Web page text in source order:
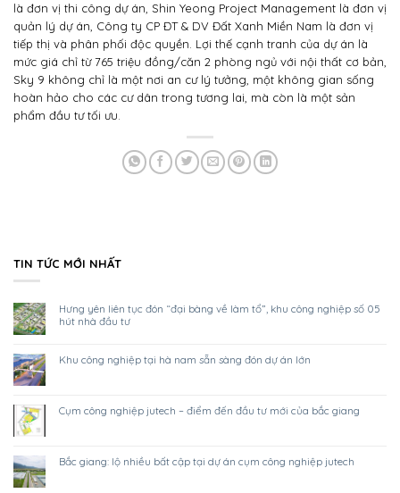
là đơn vị thi công dự án, Shin Yeong Project Management là đơn vị
quản lý dự án, Công ty CP ĐT & DV Đất Xanh Miền Nam là đơn vị
tiếp thị và phân phối độc quyền. Lợi thế cạnh tranh của dự án là
mức giá chỉ từ 765 triệu đồng/căn 2 phòng ngủ với nội thất cơ bản,
Sky 9 không chỉ là một nơi an cư lý tưởng, một không gian sống
hoàn hảo cho các cư dân trong tương lai, mà còn là một sản
phẩm đầu tư tối ưu.
TIN TỨC MỚI NHẤT
hưng yên liên tục đón “đại bàng về làm tổ”, khu công nghiệp số 05
hút nhà đầu tư
khu công nghiệp tại hà nam sẵn sàng đón dự án lớn
cụm công nghiệp jutech – điểm đến đầu tư mới của bắc giang
bắc giang: lộ nhiều bất cập tại dự án cụm công nghiệp jutech